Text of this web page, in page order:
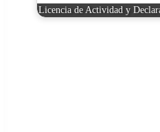
Licencia de Actividad y